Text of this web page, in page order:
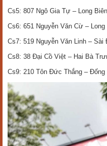
Cs5: 807 Ngô Gia Tự – Long
Cs6: 651 Nguyễn Văn Cừ –
Cs7: 519 Nguyễn Văn Linh – Sài
Cs8: 38 Đại Cồ Việt – Hai Bà
Cs9: 210 Tôn Đức Thắng – Đống